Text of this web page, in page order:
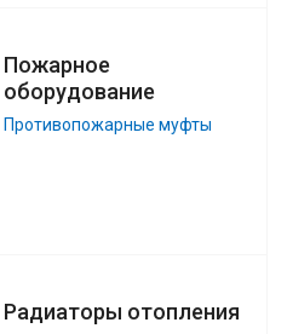
Пожарное
оборудование
Противопожарные муфты
Радиаторы отопления